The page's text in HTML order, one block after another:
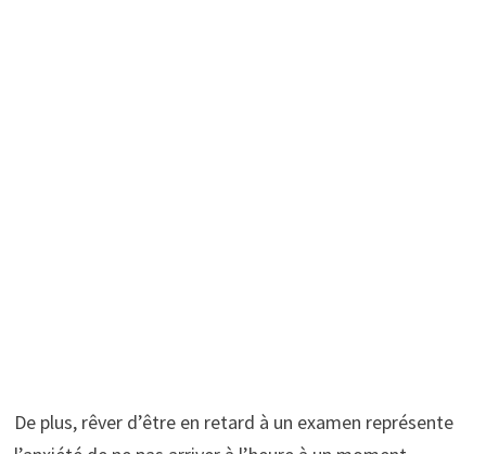
De plus, rêver d’être en retard à un examen représente